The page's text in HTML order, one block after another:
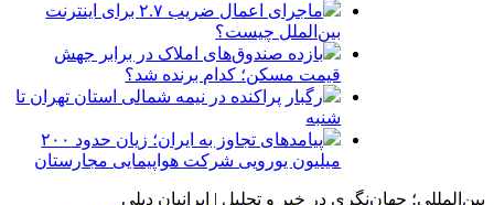
ماجرای اعمال ضریب ۲.۷ برای اینترنت
بین‌الملل چیست؟
بازده صندوق‌های املاک در برابر جهش
قیمت مسکن؛ کدام برنده شد؟
رگبار پراکنده در نیمه شمالی استان تهران تا
شنبه
پیامدهای تجاوز به ایران؛ زیان حدود ۲۰۰
میلیون یورویی شرکت هواپیمایی مجارستان
بین‌المللی؛ جهان‌نگری در خبر و تحلیل | ایرانیان دیلی